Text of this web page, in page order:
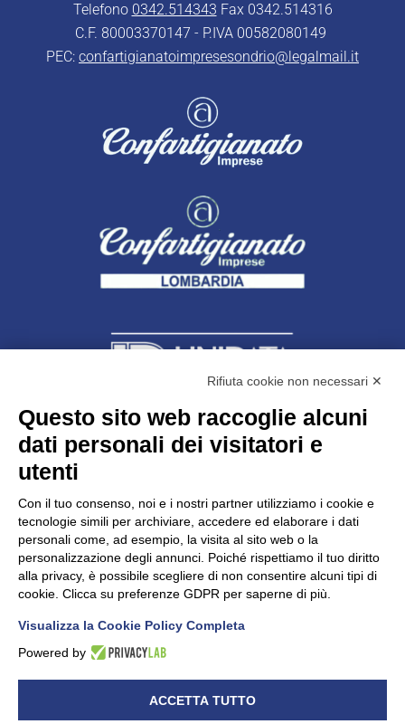
Telefono 0342.514343 Fax 0342.514316
C.F. 80003370147 - P.IVA 00582080149
PEC: confartigianatoimpresesondrio@legalmail.it
Unidata s.r.lcon unico socio
Largo dell’Artigianato, 1 - 23100 Sondrio
C.F. 00481790145 - N.REA SO-36426
PEC: unidata.sondrio@legalmail.it
Cap. soc. euro 100.000,00 i.v.
UNIDATA - Informativa privacy (per i clienti)
Rifiuta cookie non necessari ✕
Questo sito web raccoglie alcuni
dati personali dei visitatori e
utenti
Con il tuo consenso, noi e i nostri partner utilizziamo i cookie e
tecnologie simili per archiviare, accedere ed elaborare i dati
personali come, ad esempio, la visita al sito web o la
personalizzazione degli annunci. Poiché rispettiamo il tuo diritto
alla privacy, è possibile scegliere di non consentire alcuni tipi di
cookie. Clicca su preferenze GDPR per saperne di più.
Visualizza la Cookie Policy Completa
Powered by
ACCETTA TUTTO